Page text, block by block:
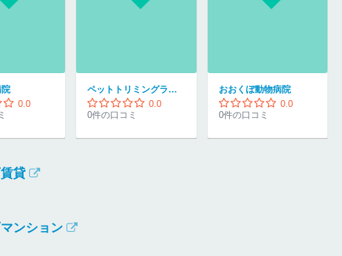
0.0
ペットトリミングララスイート
0.0
0件の口コミ
おおくぼ動物病院
0.0
0件の口コミ
貸
ンション